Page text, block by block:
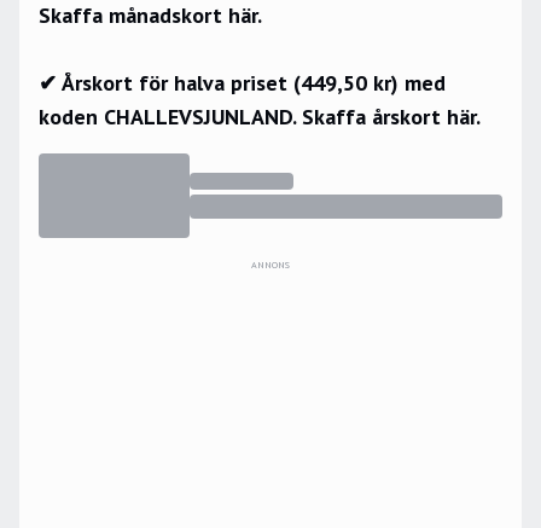
Skaffa månadskort här.
✔ Årskort för halva priset (449,50 kr) med
koden CHALLEVSJUNLAND. Skaffa årskort här.
ANNONS